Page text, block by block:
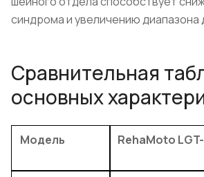
синдрома и увеличению диапазона
Сравнительная
основных
Модель RehaMoto